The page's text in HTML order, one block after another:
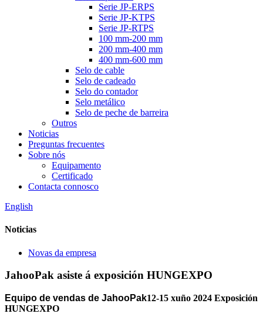
Serie JP-ERPS
Serie JP-KTPS
Serie JP-RTPS
100 mm-200 mm
200 mm-400 mm
400 mm-600 mm
Selo de cable
Selo de cadeado
Selo do contador
Selo metálico
Selo de peche de barreira
Outros
Noticias
Preguntas frecuentes
Sobre nós
Equipamento
Certificado
Contacta connosco
English
Noticias
Novas da empresa
JahooPak asiste á exposición HUNGEXPO
Equipo de vendas de JahooPak12-15 xuño 2024 Exposición
HUNGEXPO